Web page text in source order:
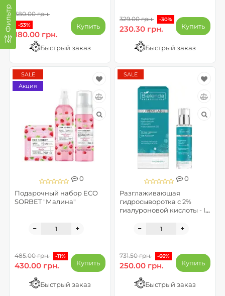
Фильтр 380.00 грн.
-53%
180.00 грн.
Купить
Быстрый заказ
329.00 грн. -30%
230.30 грн. Купить
Быстрый заказ
0
Подарочный набор ECO
SORBET "Малина"
SALE
Акция
485.00 грн. -11%
430.00 грн. Купить
Быстрый заказ
0
Разглаживающая
гидросыворотка с 2%
гиалуроновой кислоты - IS
Minerals ( до 07.2026)
SALE
731.50 грн. -66%
250.00 грн. Купить
Быстрый заказ